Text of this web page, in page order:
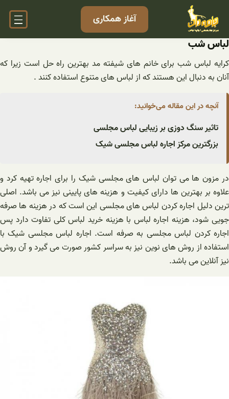
محتوا
آغاز همکاری
لباس شب
کرایه لباس شب برای خانم های شیفته مد بهترین راه حل است زیرا که
آنان به دنبال این هستند که از لباس های متنوع استفاده کنند .
آنچه در این مقاله می‌خوانید:
تاثیر سنگ دوزی بر زیبایی لباس مجلسی
بزرگترین مرکز اجاره لباس مجلسی شیک
در مزون ها می توان لباس های مجلسی شیک را برای اجاره تهیه کرد و
علاوه بر بهترین ها دارای کیفیت و هزینه های پایینی نیز می باشد. اصلی
ترین دلیل اجاره کردن لباس های مجلسی این است که در هزینه ها صرفه
جویی شود، هزینه اجاره لباس با هزینه خرید لباس کلی تفاوت دارد پس
اجاره کردن لباس مجلسی به صرفه است. اجاره لباس مجلسی شیک با
استفاده از روش های نوین نیز به سراسر کشور صورت می گیرد و آن روش
نیز آنلاین می باشد.